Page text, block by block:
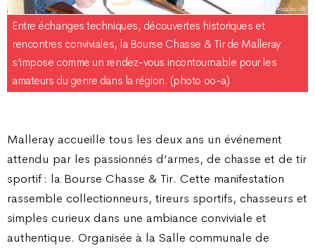
Entre échanges techniques, découvertes historiques et
rencontres conviviales, la Bourse Chasse & Tir de Malleray
s’impose comme un rendez-vous incontournable pour les
amateurs du genre dans la région. (photo oo-a)
Malleray accueille tous les deux ans un événement
attendu par les passionnés d’armes, de chasse et de tir
sportif : la Bourse Chasse & Tir. Cette manifestation
rassemble collectionneurs, tireurs sportifs, chasseurs et
simples curieux dans une ambiance conviviale et
authentique. Organisée à la Salle communale de